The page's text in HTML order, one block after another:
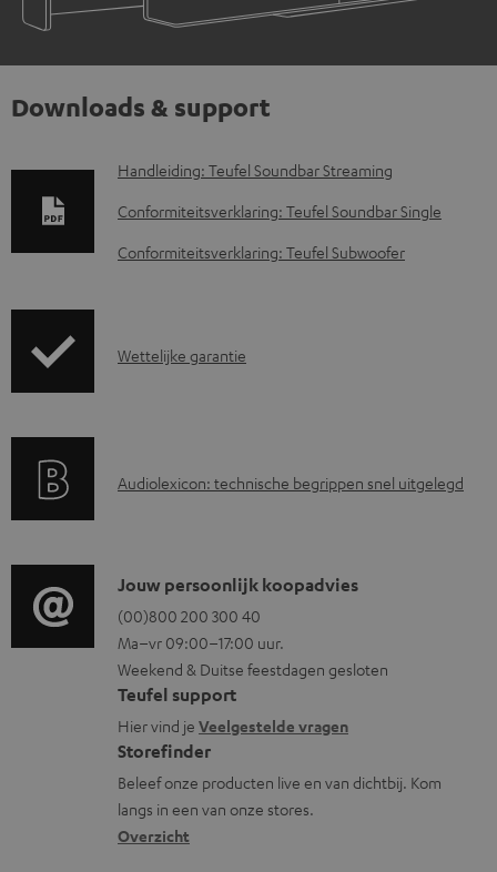
Downloads & support
D
o
a
o
m
e
n
t
e
n
Handleiding: Teufel Soundbar Streaming
Conformiteitsverklaring: Teufel Soundbar Single
Conformiteitsverklaring: Teufel Subwoofer
G
n
e
i
n
f
o
r
m
a
Wettelijke garantie
A
i
o
g
l
o
s
s
a
r
Audiolexicon: technische begrippen snel uitgelegd
C
o
n
t
a
c
t
i
n
Jouw persoonlijk koopadvies
(00)800 200 300 40
Ma–vr 09:00–17:00 uur.
Weekend & Duitse feestdagen gesloten
Teufel support
Hier vind je Veelgestelde vragen
Storefinder
Beleef onze producten live en van dichtbij. Kom
langs in een van onze stores.
Overzicht